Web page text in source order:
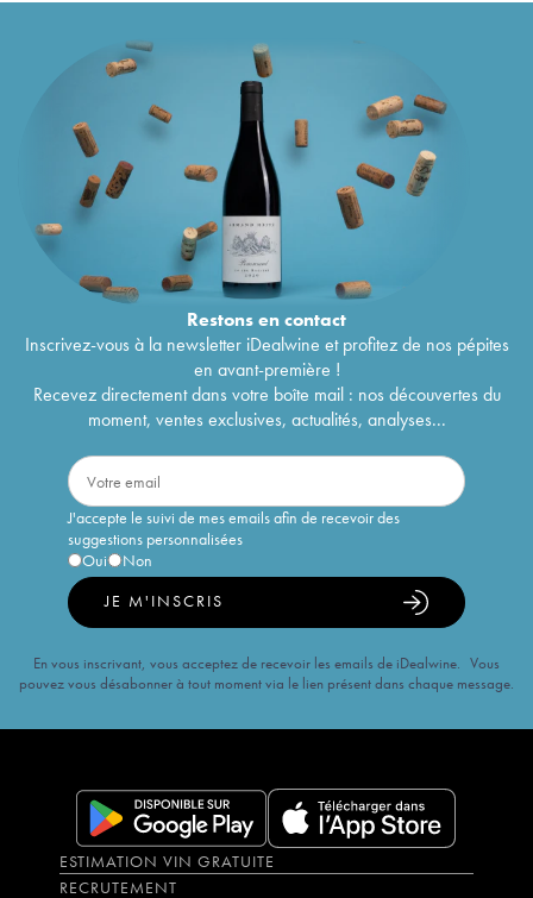
Restons encontact
Inscrivez-vous à la newsletter iDealwine et profitez de nos pépites
en avant-première !
Recevez directement dans votre boîte mail : nos découvertes du
moment, ventes exclusives, actualités, analyses...
J'accepte le suivi de mes emails afin de recevoir des
suggestions personnalisées
Oui
Non
JE M'INSCRIS
En vous inscrivant, vous acceptez de recevoir les emails de iDealwine. Vous
pouvez vous désabonner à tout moment via le lien présent dans chaque message.
ESTIMATION VIN GRATUITE
RECRUTEMENT